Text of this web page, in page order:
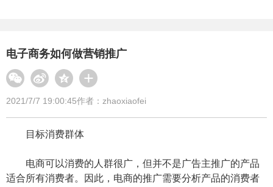
电子商务如何做营销推广
作者：zhaoxiaofei
2021/7/7 19:00:45
目标消费群体
电商可以消费的人群很广，但并不是广告主推广的产品
适合所有消费者。因此，电商的推广需要分析产品的消费者